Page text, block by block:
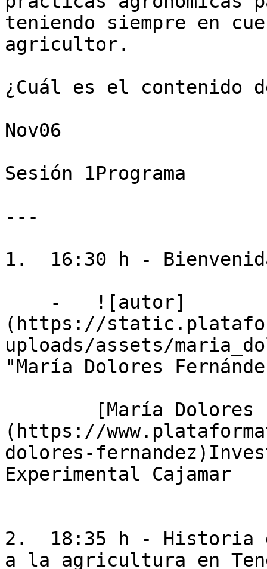
teniendo siempre en
agricultor.
¿Cuál es el contenido
Nov06
Sesión 1Programa
---
1.  16:30 h -
(https://
uploads/assets/
"María Dolores
(https://
dolores-
Experimental Cajamar
2.  18:35 h - Historia
a la agricultura en